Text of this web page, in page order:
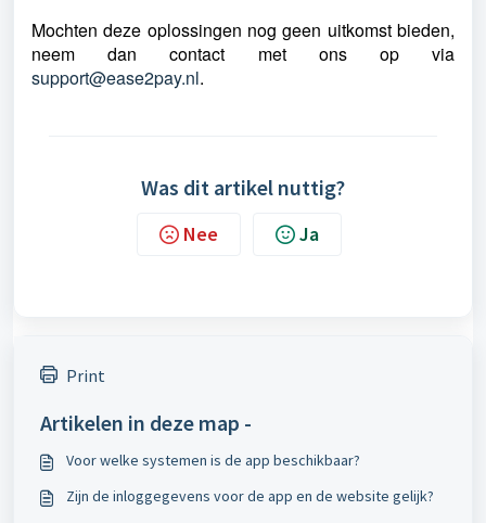
Mochten deze oplossingen nog geen uitkomst bieden,
neem dan contact met ons op via
support@ease2pay.nl.
Was dit artikel nuttig?
Nee Ja
Print
Artikelen in deze map -
Voor welke systemen is de app beschikbaar?
Zijn de inloggegevens voor de app en de website gelijk?